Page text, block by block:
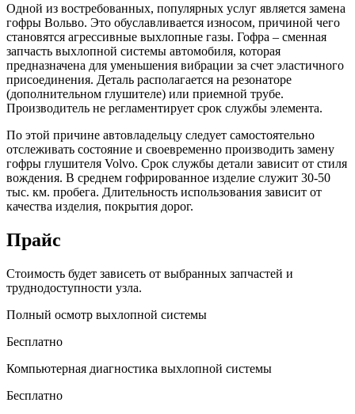
Одной из востребованных, популярных услуг является замена
гофры Вольво. Это обуславливается износом, причиной чего
становятся агрессивные выхлопные газы. Гофра – сменная
запчасть выхлопной системы автомобиля, которая
предназначена для уменьшения вибрации за счет эластичного
присоединения. Деталь располагается на резонаторе
(дополнительном глушителе) или приемной трубе.
Производитель не регламентирует срок службы элемента.
По этой причине автовладельцу следует самостоятельно
отслеживать состояние и своевременно производить замену
гофры глушителя Volvo. Срок службы детали зависит от стиля
вождения. В среднем гофрированное изделие служит 30-50
тыс. км. пробега. Длительность использования зависит от
качества изделия, покрытия дорог.
Прайс
Стоимость будет зависеть от выбранных запчастей и
труднодоступности узла.
Полный осмотр выхлопной системы
Бесплатно
Компьютерная диагностика выхлопной системы
Бесплатно